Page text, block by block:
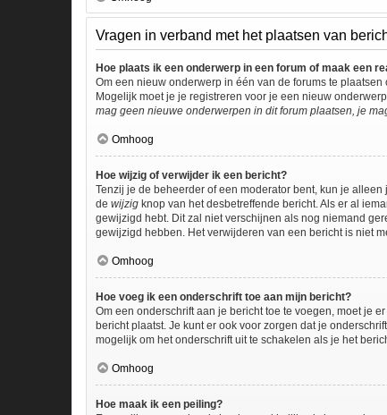
Vragen in verband met het plaatsen van
Hoe plaats ik een onderwerp in een forum of maak een
Om een nieuw onderwerp in één van de forums te
Mogelijk moet je je registreren voor je een nieuw
mag geen nieuwe onderwerpen in dit forum plaatsen, je
Omhoog
Hoe wijzig of verwijder ik een bericht?
Tenzij je de beheerder of een moderator bent, kun je
de wijzig knop van het desbetreffende bericht. Als er al
gewijzigd hebt. Dit zal niet verschijnen als nog niemand
gewijzigd hebben. Het verwijderen van een bericht is niet
Omhoog
Hoe voeg ik een onderschrift toe aan mijn bericht?
Om een onderschrift aan je bericht toe te voegen, moet je
bericht plaatst. Je kunt er ook voor zorgen dat je
mogelijk om het onderschrift uit te schakelen als je het
Omhoog
Hoe maak ik een peiling?